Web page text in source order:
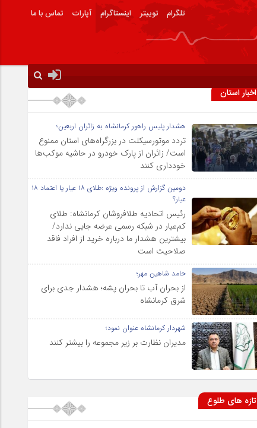
تلگرام توییتر اینستاگرام آپارات تماس با ما
اخبار استان
هشدار پلیس راهور کرمانشاه به زائران اربعین؛
تردد موتورسیکلت در بزرگراه‌های استان ممنوع
است/ زائران از پارک خودرو در حاشیه موکب‌ها
خودداری کنند
دومین گزارش از پرونده ویژه :طلای ۱۸ عیار یا اعتماد ۱۸
عیار؟
رئیس اتحادیه طلافروشان کرمانشاه: طلای
کم‌عیار در شبکه رسمی عرضه جایی ندارد/
بیشترین هشدار ما درباره خرید از افراد فاقد
صلاحیت است
حامد شاهین مهر؛
از بحران آب تا بحران پشه؛ هشدار جدی برای
شرق کرمانشاه
شهردار کرمانشاه عنوان نمود؛
مدیران نظارت بر زیر مجموعه را بیشتر کنند
تازه های طلوع